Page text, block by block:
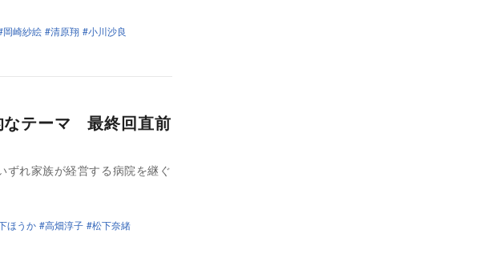
岡崎紗絵 清原翔
小川沙良
なテーマ 最終回直前
ずれ家族が経営する病院を継ぐ
ほうか 高畑淳子
松下奈緒